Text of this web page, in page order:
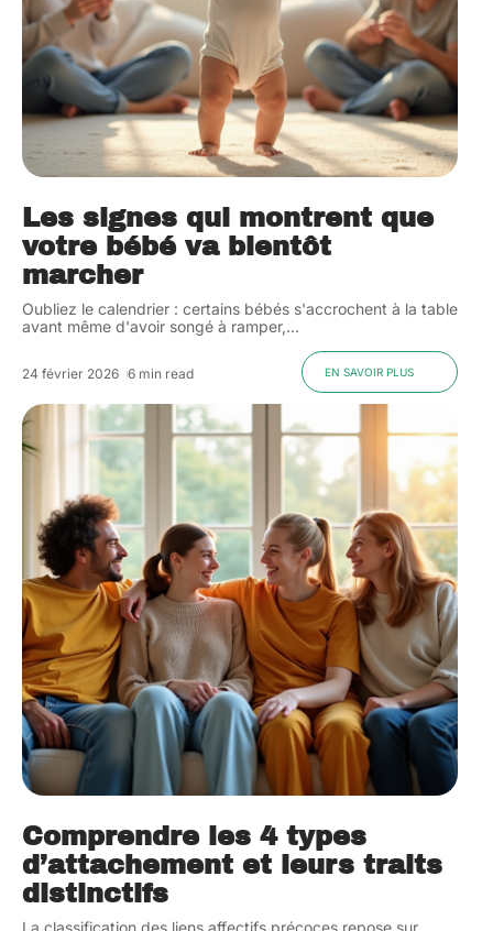
Les signes qui montrent que
votre bébé va bientôt
marcher
Oubliez le calendrier : certains bébés s'accrochent à la table
avant même d'avoir songé à ramper,…
24 février 2026 6 min read EN SAVOIR PLUS
Comprendre les 4 types
d’attachement et leurs traits
distinctifs